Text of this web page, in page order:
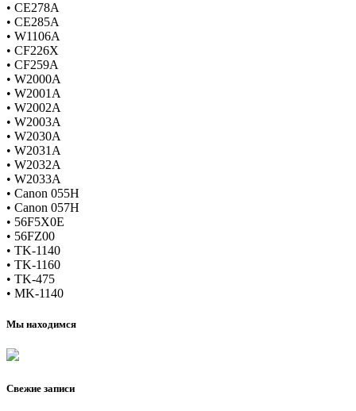
• CE278A
• CE285A
• W1106A
• CF226X
• CF259A
• W2000A
• W2001A
• W2002A
• W2003A
• W2030A
• W2031A
• W2032A
• W2033A
• Canon 055H
• Canon 057H
• 56F5X0E
• 56FZ00
• TK-1140
• TK-1160
• TK-475
• MK-1140
Мы находимся
Свежие записи